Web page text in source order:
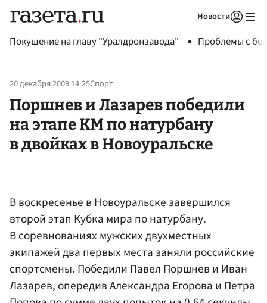
Новости
Покушение на главу "Уралдронзавода" Проблемы с
20 декабря 2009 14:25Спорт
Поршнев и Лазарев победили
на этапе КМ по натурбану
в двойках в Новоуральске
В воскресенье в Новоуральске завершился
второй этап Кубка мира по натурбану.
В соревнованиях мужских двухместных
экипажей два первых места заняли российские
спортсмены. Победили Павел Поршнев и Иван
Лазарев, опередив АлександраЕгорова и Петра